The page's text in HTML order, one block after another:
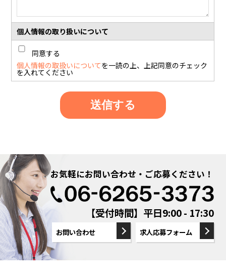
個人情報の取り扱いについて
同意する
個人情報の取扱いについてを一読の上、上記同意のチェック
を入れてください
お気軽にお問い合わせ・ご応募ください！
【受付時間】平日9:00 - 17:30
お問い合わせ 求人応募フォーム